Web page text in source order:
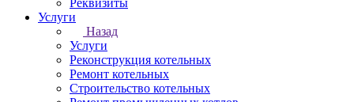
Реквизиты
Услуги
Назад
Услуги
Реконструкция котельных
Ремонт котельных
Строительство котельных